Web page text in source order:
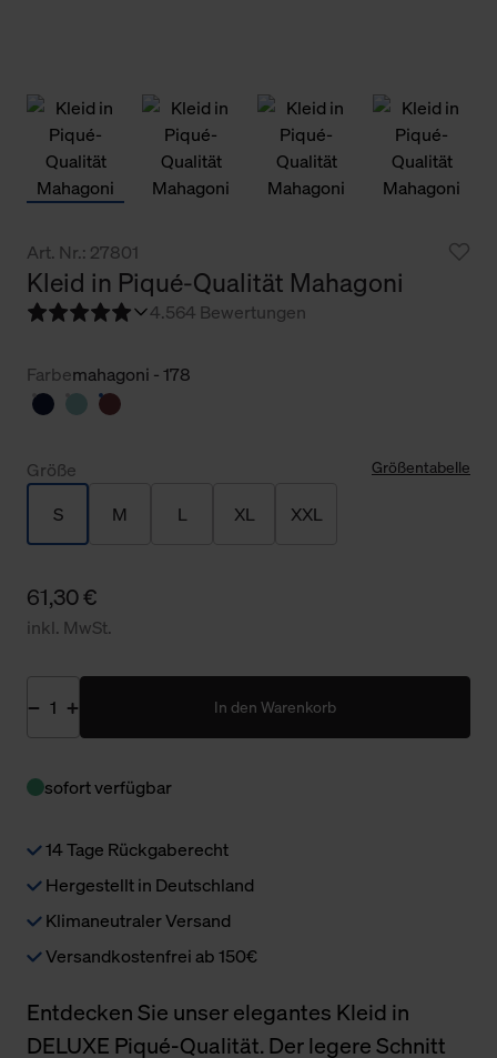
Art. Nr.: 27801
Kleid in Piqué-Qualität Mahagoni
4.564 Bewertungen
Farbemahagoni - 178
Größe Größentabelle
S M L XL XXL
61,30 €
inkl. MwSt.
In den Warenkorb
sofort verfügbar
14 Tage Rückgaberecht
Hergestellt in Deutschland
Klimaneutraler Versand
Versandkostenfrei ab 150€
Entdecken Sie unser elegantes Kleid in
DELUXE Piqué-Qualität. Der legere Schnitt